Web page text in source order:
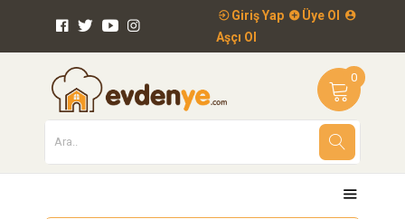
Giriş Yap
Üye Ol
Aşçı Ol
0